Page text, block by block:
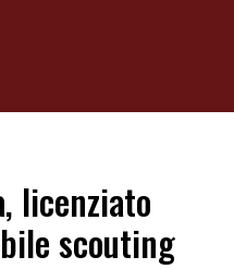
licenziato
scouting